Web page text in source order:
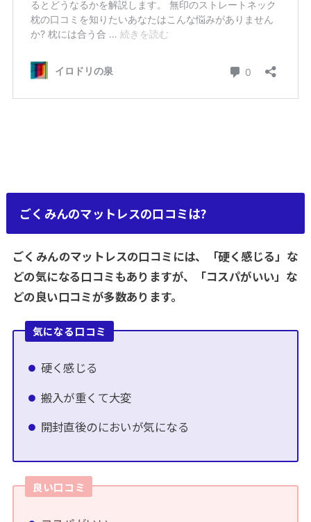
ごくみんのマットレスの口コミは?
ごくみんのマットレスの口コミには、「硬く感じる」な
どの気になる口コミもありますが、「コスパがいい」な
どの良い口コミが多数あります。
気になる口コミ
硬く感じる
搬入が重くて大変
開封直後のにおいが気になる
良い口コミ